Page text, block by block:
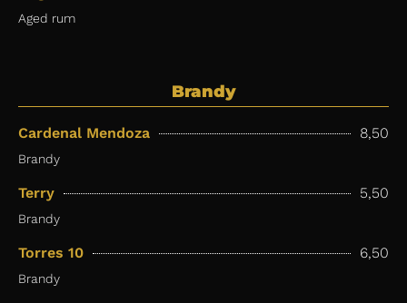
Aged rum
Brandy
Cardenal Mendoza 8,50
Brandy
Terry 5,50
Brandy
Torres 10 6,50
Brandy